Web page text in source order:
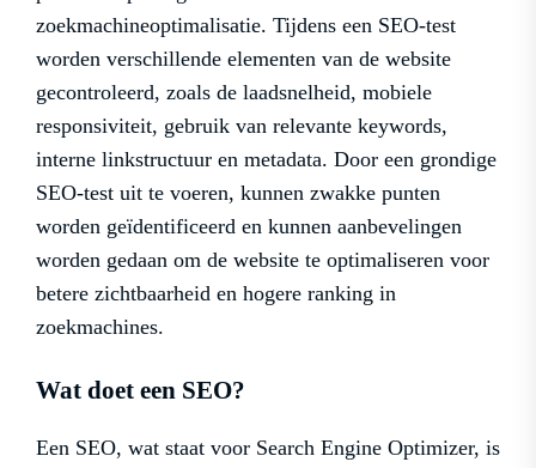
zoekmachineoptimalisatie. Tijdens een SEO-test
worden verschillende elementen van de website
gecontroleerd, zoals de laadsnelheid, mobiele
responsiviteit, gebruik van relevante keywords,
interne linkstructuur en metadata. Door een grondige
SEO-test uit te voeren, kunnen zwakke punten
worden geïdentificeerd en kunnen aanbevelingen
worden gedaan om de website te optimaliseren voor
betere zichtbaarheid en hogere ranking in
zoekmachines.
Wat doet een SEO?
Een SEO, wat staat voor Search Engine Optimizer, is